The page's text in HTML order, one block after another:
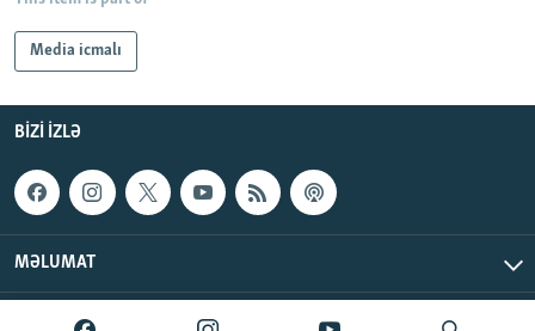
Media icmalı
BIZI IZLƏ
MƏLUMAT
AzadlıqRadiosu © 2026 Inc. | Bütün hüquqlar qorunur